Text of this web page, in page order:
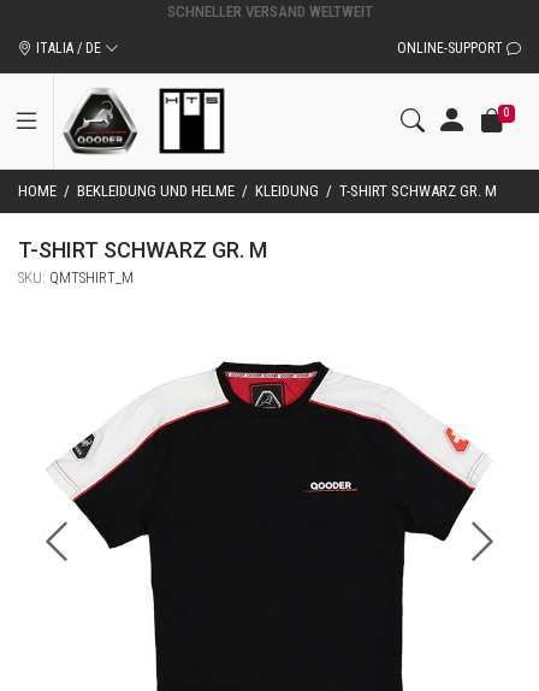
ITALIA / DE ONLINE-SUPPORT
0
HOME / BEKLEIDUNG UND HELME / KLEIDUNG / T-SHIRT SCHWARZ GR. M
T-SHIRT SCHWARZ GR. M
SKU: QMTSHIRT_M